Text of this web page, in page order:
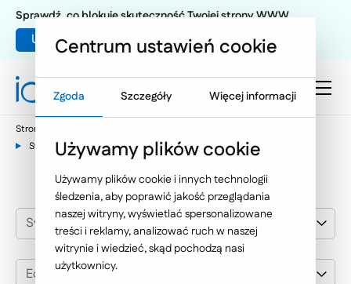
Umów warsztat UX
Sprawdź, co blokuje skuteczność Twojej strony WWW
Strona główna
Systemy i aplikacje dedykowane
Edukacja i kultura
Systemy i aplikacje dedykowane
Edukacja i kultura
Centrum ustawień cookie
Zgoda Szczegóły Więcej informacji
Używamy plików cookie
Używamy plików cookie i innych technologii
śledzenia, aby poprawić jakość przeglądania
naszej witryny, wyświetlać spersonalizowane
treści i reklamy, analizować ruch w naszej
witrynie i wiedzieć, skąd pochodzą nasi
użytkownicy.